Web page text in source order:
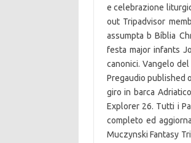
e celebrazione
out Tripadvisor
assumpta b Bíblia
festa major infants
canonici. Vangelo
Pregaudio published
giro in barca
Explorer 26. Tutti i
completo ed
Muczynski Fantasy